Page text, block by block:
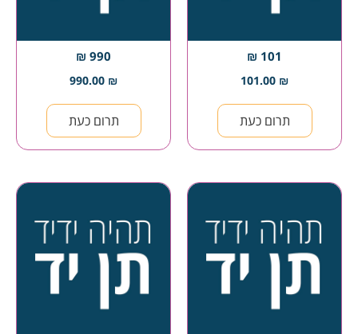
101 ₪
101.00 ₪
תרום כעת
990 ₪
990.00 ₪
תרום כעת